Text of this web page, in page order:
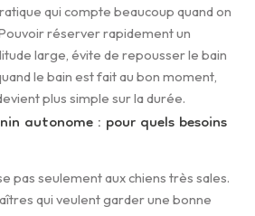
qui compte beaucoup quand on
réserver rapidement un
large, évite de repousser le bain
le bain est fait au bon moment,
plus simple sur la durée.
autonome : pour quels besoins
pas seulement aux chiens très sales.
qui veulent garder une bonne